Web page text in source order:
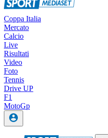
Coppa Italia
Mercato
Calcio
Live
Risultati
Video
Foto
Tennis
Drive UP
F1
MotoGp